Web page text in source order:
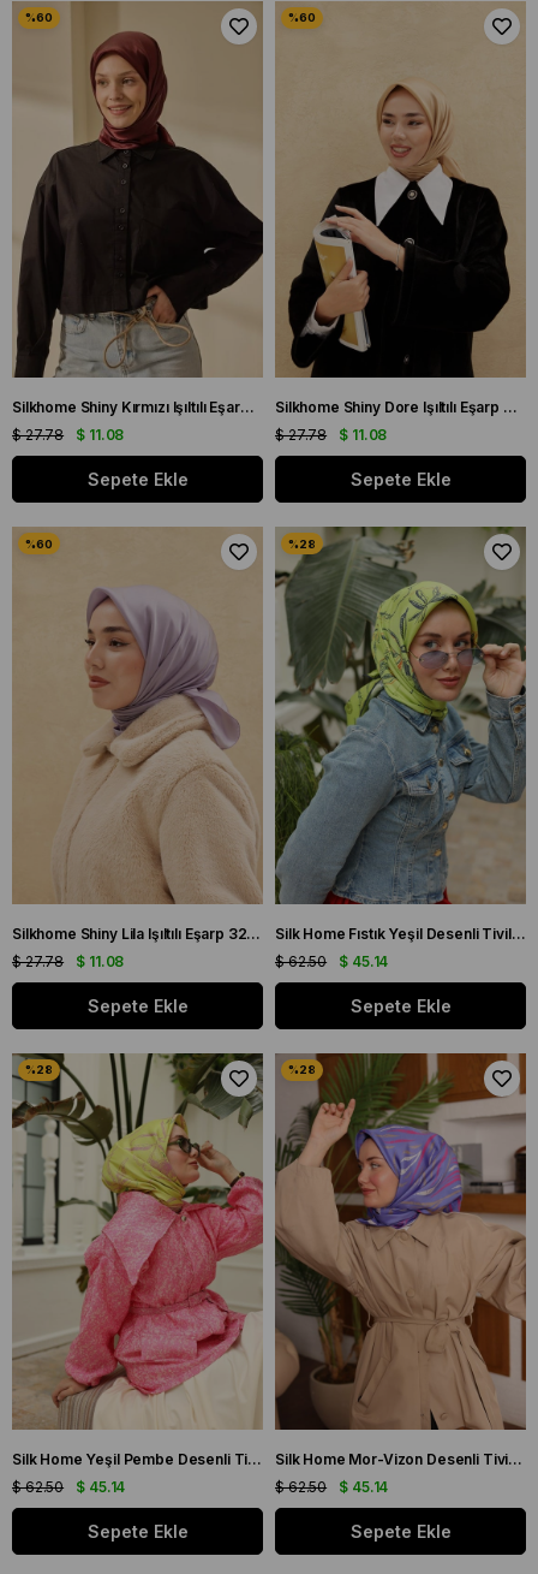
Silkhome Shiny Kırmızı Işıltılı Eşarp 32738
$ 11.08
$ 27.78
Sepete Ekle
Silkhome Shiny Dore Işıltılı Eşarp 32739
$ 11.08
$ 27.78
Sepete Ekle
Silkhome Shiny Lila Işıltılı Eşarp 32742
$ 11.08
$ 27.78
Sepete Ekle
Silk Home Fıstık Yeşil Desenli Tivil İpek Eşarp 11433-24
$ 45.14
$ 62.50
Sepete Ekle
Silk Home Yeşil Pembe Desenli Tivil İpek Eşarp 11433-19
$ 45.14
$ 62.50
Sepete Ekle
Silk Home Mor-Vizon Desenli Tivil İpek Eşarp 11432-15
$ 45.14
$ 62.50
Sepete Ekle